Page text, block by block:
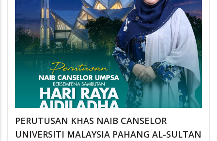
PERUTUSAN KHAS NAIB CANSELOR
UNIVERSITI MALAYSIA PAHANG AL-SULTAN